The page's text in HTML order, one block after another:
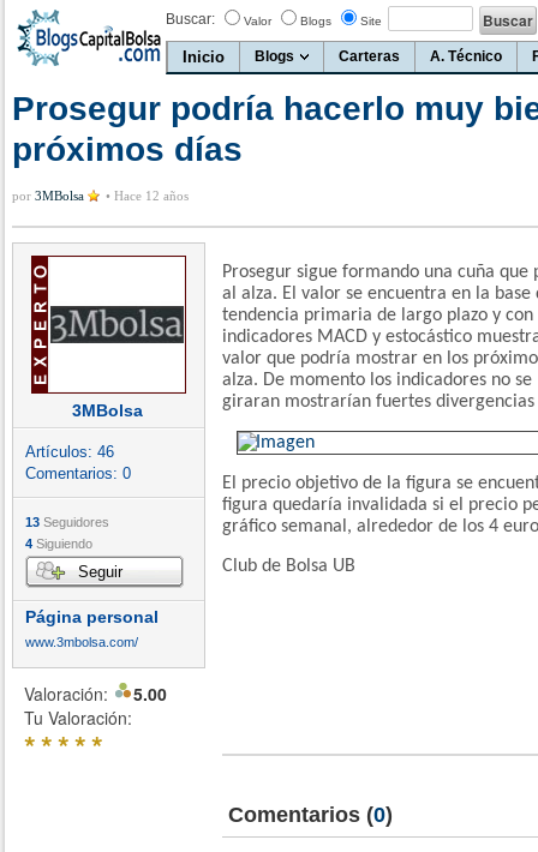
Buscar: Valor Blogs Site
Inicio Blogs Carteras A. Técnico
Prosegur podría hacerlo muy
próximos días
por 3MBolsa • Hace 12 años
3MBolsa
Artículos: 46
Comentarios: 0
13 Seguidores
4 Siguiendo
Seguir
Página personal
www.3mbolsa.com/
Valoración:
5.00
Tu Valoración:
*****
Prosegur sigue formando una cuña
al alza. El valor se encuentra en la
tendencia primaria de largo plazo y con
indicadores MACD y estocástico
valor que podría mostrar en los
alza. De momento los indicadores no
giraran mostrarían fuertes divergencias
El precio objetivo de la figura se
figura quedaría invalidada si el precio
gráfico semanal, alrededor de los 4
Club de Bolsa UB
Comentarios (0)